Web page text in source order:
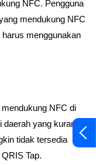
NFC. Pengguna
mendukung NFC
menggunakan
NFC di
yang kurang
tidak tersedia
Tap.